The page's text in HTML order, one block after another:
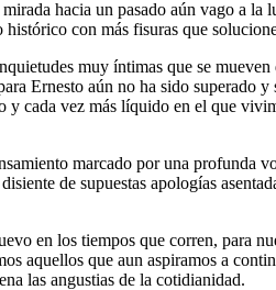
hacia un pasado aún vago a
con más fisuras que
muy íntimas que se
Ernesto aún no ha sido superado
vez más líquido en el que
marcado por una profunda
de supuestas apologías
en los tiempos que corren, para
aquellos que aun aspiramos a
las angustias de la cotidianidad.